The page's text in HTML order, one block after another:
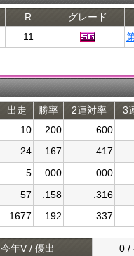
R
グレード
11
出走 勝率 2連対率
3
10 .200
.600
24 .167
.417
5 .000
.000
57 .158
.316
1677 .192 .337
今年V / 優出 0 /